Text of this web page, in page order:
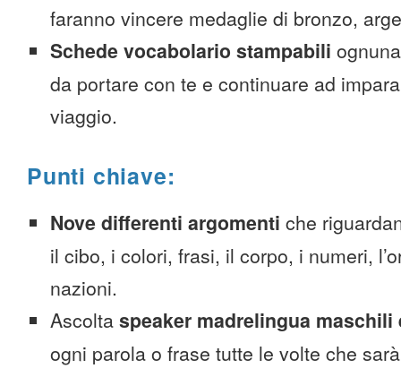
faranno vincere medaglie di bronzo,
Schede vocabolario stampabili
da portare con te e continuare ad
viaggio.
Punti chiave:
Nove differenti argomenti che
il cibo, i colori, frasi, il corpo, i numeri,
nazioni.
Ascolta speaker madrelingua maschili
ogni parola o frase tutte le volte che